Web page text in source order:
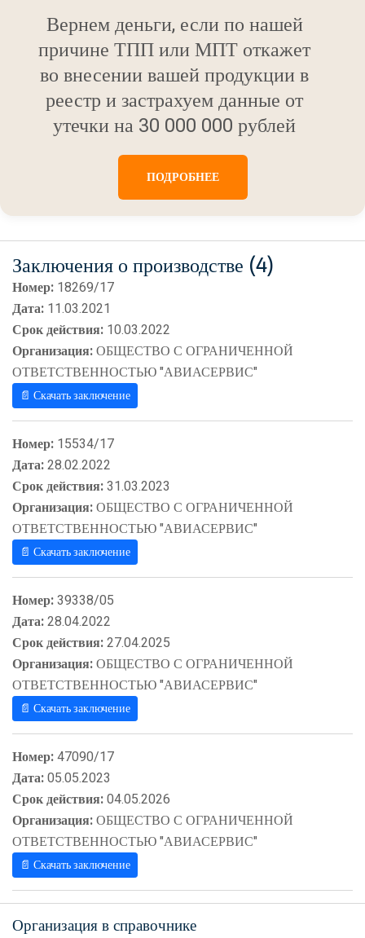
Вернем деньги, если по нашей
причине ТПП или МПТ откажет
во внесении вашей продукции в
реестр и застрахуем данные от
утечки на 30 000 000 рублей
ПОДРОБНЕЕ
Заключения о производстве (4)
Номер: 18269/17
Дата: 11.03.2021
Срок действия: 10.03.2022
Организация:ОБЩЕСТВО С ОГРАНИЧЕННОЙ
ОТВЕТСТВЕННОСТЬЮ "АВИАСЕРВИС"
📄 Скачать заключение
Номер: 15534/17
Дата:28.02.2022
Срок действия:31.03.2023
Организация:ОБЩЕСТВО С ОГРАНИЧЕННОЙ
ОТВЕТСТВЕННОСТЬЮ "АВИАСЕРВИС"
📄 Скачать заключение
Номер:39338/05
Дата:28.04.2022
Срок действия:27.04.2025
Организация:ОБЩЕСТВО С ОГРАНИЧЕННОЙ
ОТВЕТСТВЕННОСТЬЮ "АВИАСЕРВИС"
📄 Скачать заключение
Номер:47090/17
Дата:05.05.2023
Срок действия:04.05.2026
Организация:ОБЩЕСТВО С ОГРАНИЧЕННОЙ
ОТВЕТСТВЕННОСТЬЮ "АВИАСЕРВИС"
📄 Скачать заключение
Организация в справочнике